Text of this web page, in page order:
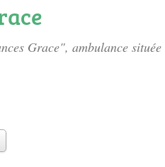
Grace", ambulance située